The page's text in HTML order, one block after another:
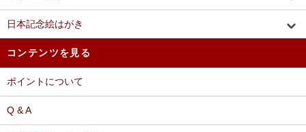
日本記念絵はがき
コンテンツを見る
ポイントについて
Q & A